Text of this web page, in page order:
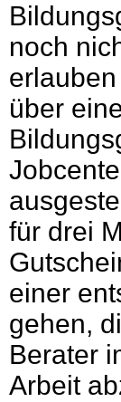
noch
über
für drei
einer
gehen,
Berater
Arbeit